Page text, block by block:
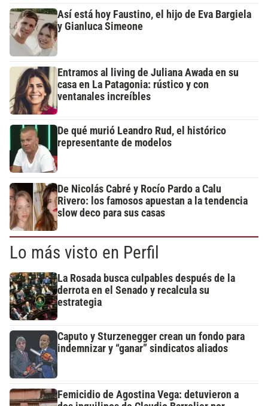
Así está hoy Faustino, el hijo de Eva Bargiela
y Gianluca Simeone
Entramos al living de Juliana Awada en su
casa en La Patagonia: rústico y con
ventanales increíbles
De qué murió Leandro Rud, el histórico
representante de modelos
De Nicolás Cabré y Rocío Pardo a Calu
Rivero: los famosos apuestan a la tendencia
slow deco para sus casas
Lo más visto en Perfil
La Rosada busca culpables después de la
derrota en el Senado y recalcula su
estrategia
Caputo y Sturzenegger crean un fondo para
indemnizar y “ganar” sindicatos aliados
Femicidio de Agostina Vega: detuvieron a